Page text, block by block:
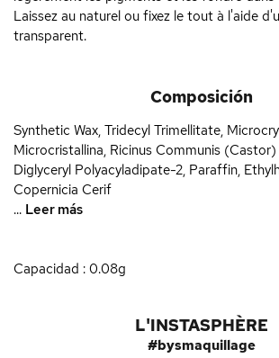
Laissez au naturel ou fixez le tout à l'aide
transparent.
Composición
Synthetic Wax, Tridecyl Trimellitate,
Microcristallina, Ricinus Communis
Diglyceryl Polyacyladipate-2, Paraffin,
Copernicia Cerif
... Leer más
Capacidad : 0.08g
L'INSTASPHÈRE
#bysmaquillage